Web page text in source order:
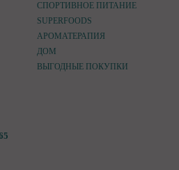
СПОРТИВНОЕ ПИТАНИЕ
SUPERFOODS
АРОМАТЕРАПИЯ
ДОМ
ВЫГОДНЫЕ ПОКУПКИ